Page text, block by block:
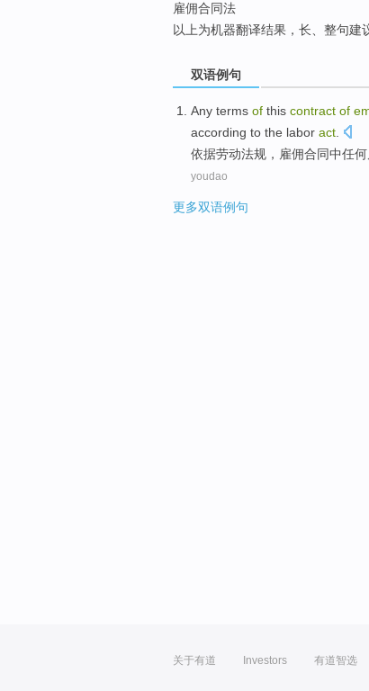
雇佣合同法
以上为机器翻译结果，长、整句建
双语例句
Any terms of this contract of
according to the labor act
依据劳动法规， 雇佣合同中任何
youdao
更多双语例句
关于有道 Investors 有道智选